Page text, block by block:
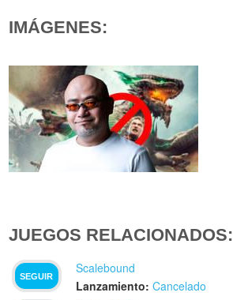
IMÁGENES:
JUEGOS RELACIONADOS:
SEGUIR
Scalebound
Lanzamiento: Cancelado